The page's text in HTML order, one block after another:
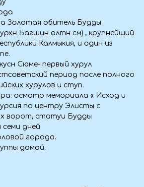
вещей.
из Стаханова, Алчевска,
Волге.
тура